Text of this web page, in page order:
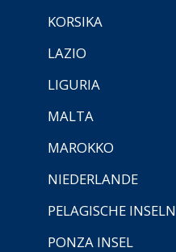
KORSIKA
LAZIO
LIGURIA
MALTA
MAROKKO
NIEDERLANDE
PELAGISCHE INSELN
PONZA INSEL